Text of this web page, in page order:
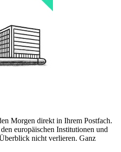
Morgen direkt in Ihrem Postfach.
europäischen Institutionen und
nicht verlieren. Ganz